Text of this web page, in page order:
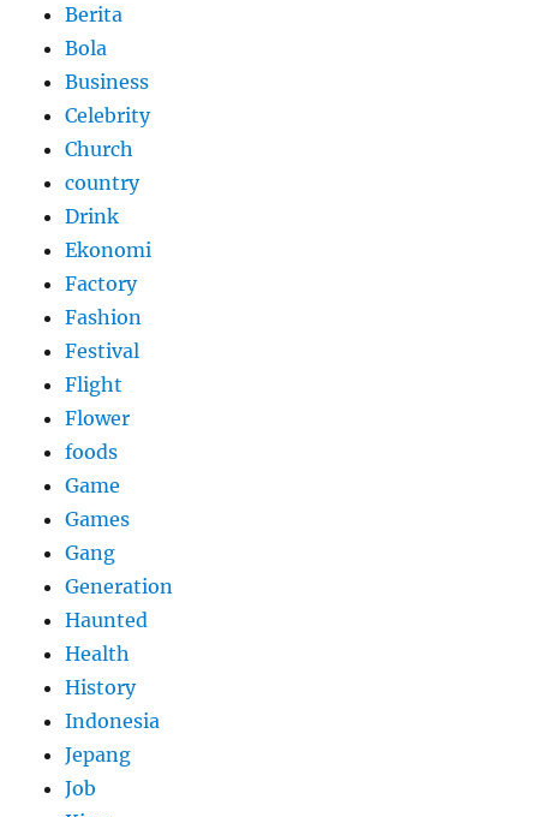
Berita
Bola
Business
Celebrity
Church
country
Drink
Ekonomi
Factory
Fashion
Festival
Flight
Flower
foods
Game
Games
Gang
Generation
Haunted
Health
History
Indonesia
Jepang
Job